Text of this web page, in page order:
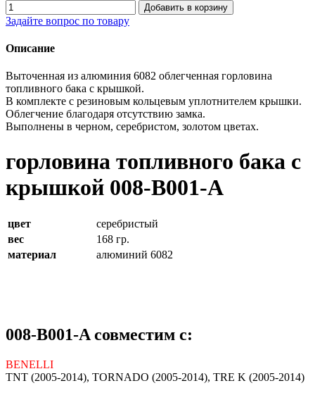
Задайте вопрос по товару
Описание
Выточенная из алюминия 6082 облегченная горловина
топливного бака с крышкой.
В комплекте с резиновым кольцевым уплотнителем крышки.
Облегчение благодаря отсутствию замка.
Выполнены в черном, серебристом, золотом цветах.
горловина топливного бака с
крышкой 008-B001-A
цвет
серебристый
вес
168 гр.
материал
алюминий 6082
008-B001-A совместим с:
BENELLI
TNT (2005-2014), TORNADO (2005-2014), TRE K (2005-2014)